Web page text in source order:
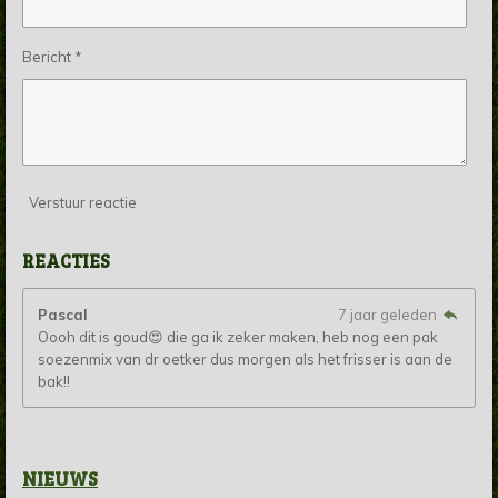
Bericht *
Verstuur reactie
REACTIES
Pascal
7 jaar geleden
Oooh dit is goud😍 die ga ik zeker maken, heb nog een pak
soezenmix van dr oetker dus morgen als het frisser is aan de
bak!!
NIEUWS